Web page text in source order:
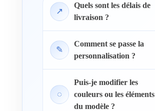
↗
Quels sont les délais de
livraison ?
✎
Comment se passe la
personnalisation ?
◌
Puis-je modifier les
couleurs ou les éléments
du modèle ?